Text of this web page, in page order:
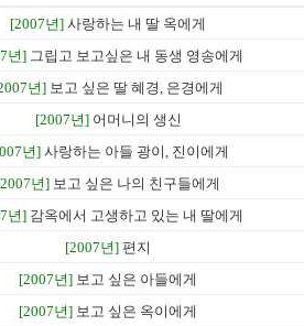
[2007년] 사랑하는 내 딸 옥에게
년] 그립고 보고싶은 내 동생 영송에게
년] 보고 싶은 딸 혜경, 은경에게
[2007년] 어머니의 생신
년]사랑하는 아들 광이, 진이에게
년] 보고 싶은 나의 친구들에게
년] 감옥에서 고생하고 있는 내 딸에게
[2007년] 편지
[2007년] 보고 싶은 아들에게
[2007년] 보고 싶은 옥이에게